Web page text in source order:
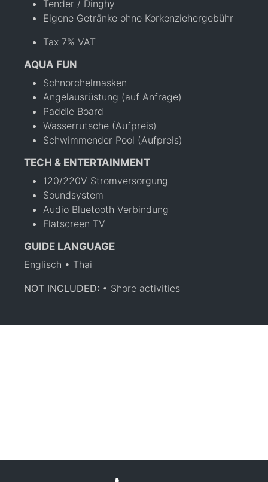
Tender / Dinghy
Eigene Getränke ohne Korkenziehergebühr
Tax 7% VAT
AQUA FUN
Schnorchelmasken
Angelausrüstung (auf Anfrage)
Paddle Board
Wasserrutsche (Aufpreis)
Schwimmender Pool (Aufpreis)
TECH & ENTERTAINMENT
120/220V Stromversorgung
Soundsystem
Audio Bluetooth Verbindung
Flatscreen TV
GUIDE LANGUAGE
Englisch • Thai
NOT INCLUDED: • Shore activities